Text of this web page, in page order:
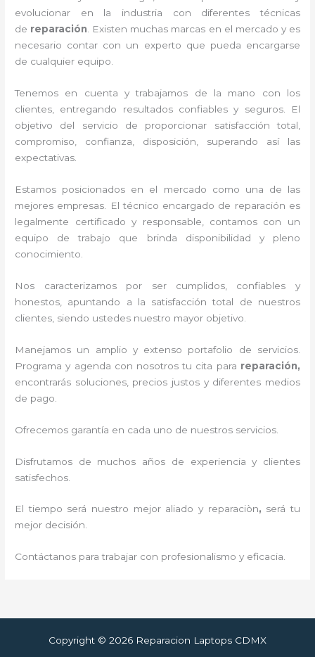
evolucionar en la industria con diferentes técnicas
de reparación. Existen muchas marcas en el mercado y es
necesario contar con un experto que pueda encargarse
de cualquier equipo.
Tenemos en cuenta y trabajamos de la mano con los
clientes, entregando resultados confiables y seguros. El
objetivo del servicio de proporcionar satisfacción total,
compromiso, confianza, disposición, superando así las
expectativas.
Estamos posicionados en el mercado como una de las
mejores empresas. El técnico encargado de reparación es
legalmente certificado y responsable, contamos con un
equipo de trabajo que brinda disponibilidad y pleno
conocimiento.
Nos caracterizamos por ser cumplidos, confiables y
honestos, apuntando a la satisfacción total de nuestros
clientes, siendo ustedes nuestro mayor objetivo.
Manejamos un amplio y extenso portafolio de servicios.
Programa y agenda con nosotros tu cita para reparación,
encontrarás soluciones, precios justos y diferentes medios
de pago.
Ofrecemos garantía en cada uno de nuestros servicios.
Disfrutamos de muchos años de experiencia y clientes
satisfechos.
El tiempo será nuestro mejor aliado y reparaciòn, será tu
mejor decisión.
Contáctanos para trabajar con profesionalismo y eficacia.
Copyright © 2026 Reparacion Laptops CDMX